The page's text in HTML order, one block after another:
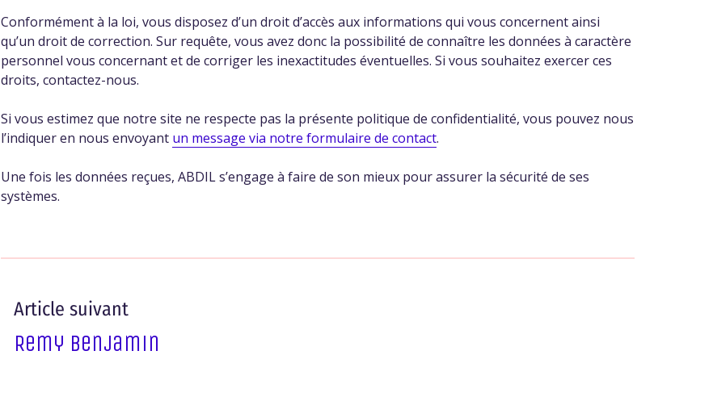
Conformément à la loi, vous disposez d’un droit d’accès aux informations qui vous concernent ainsi
qu’un droit de correction. Sur requête, vous avez donc la possibilité de connaître les données à caractère
personnel vous concernant et de corriger les inexactitudes éventuelles. Si vous souhaitez exercer ces
droits, contactez-nous.
Si vous estimez que notre site ne respecte pas la présente politique de confidentialité, vous pouvez nous
l’indiquer en nous envoyant un message via notre formulaire de contact.
Une fois les données reçues, ABDIL s’engage à faire de son mieux pour assurer la sécurité de ses
systèmes.
Article suivant
Remy Benjamin